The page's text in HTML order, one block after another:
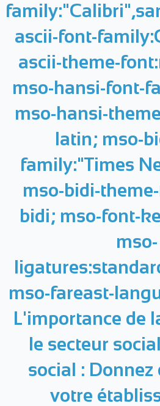
ascii-font-
ascii-theme-
mso-hansi-font-
mso-hansi-
latin; mso-
family:"Times
mso-bidi-
bidi; mso-font-
mso-
mso-fareast-
L'importance de
le secteur
social : Donnez
votre